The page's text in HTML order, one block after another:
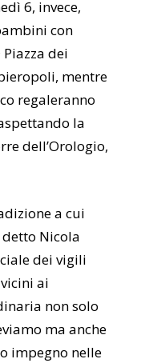
6, invece,
con
dei
mentre
regaleranno
la
dell’Orologio,
a cui
Nicola
dei vigili
ai
non solo
ma anche
impegno nelle